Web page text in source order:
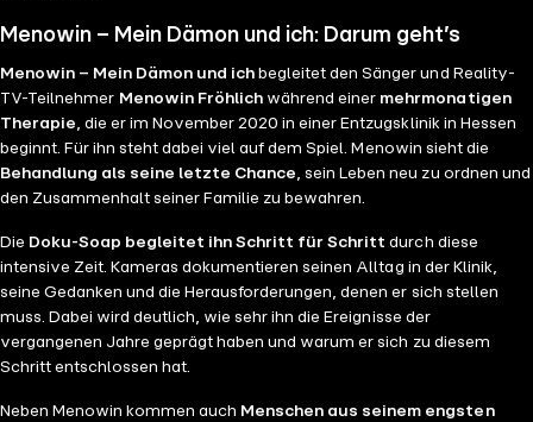
Menowin – Mein Dämon und ich: Darum geht’s
Menowin – Mein Dämon und ich begleitet den Sänger und Reality-
TV-Teilnehmer Menowin Fröhlich während einer mehrmonatigen
Therapie, die er im November 2020 in einer Entzugsklinik in Hessen
beginnt. Für ihn steht dabei viel auf dem Spiel. Menowin sieht die
Behandlung als seine letzte Chance, sein Leben neu zu ordnen und
den Zusammenhalt seiner Familie zu bewahren.
Die Doku-Soap begleitet ihn Schritt für Schritt durch diese
intensive Zeit. Kameras dokumentieren seinen Alltag in der Klinik,
seine Gedanken und die Herausforderungen, denen er sich stellen
muss. Dabei wird deutlich, wie sehr ihn die Ereignisse der
vergangenen Jahre geprägt haben und warum er sich zu diesem
Schritt entschlossen hat.
Neben Menowin kommen auch Menschen aus seinem engsten